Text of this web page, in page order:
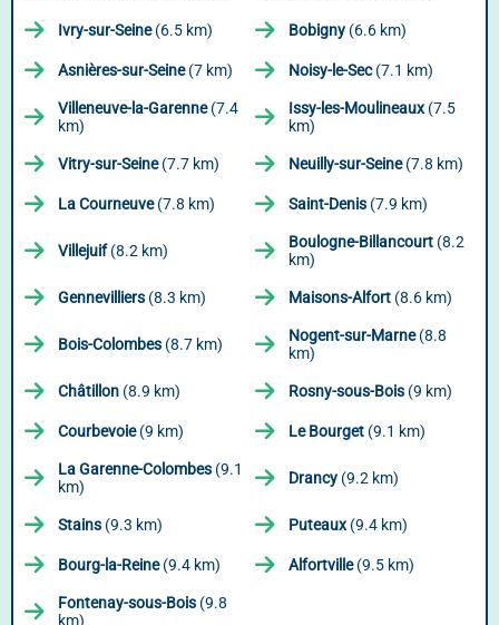
Ivry-sur-Seine(6.5 km) Bobigny (6.6 km)
Asnières-sur-Seine(7 km) Noisy-le-Sec(7.1 km)
Villeneuve-la-Garenne(7.4
km)
Issy-les-Moulineaux(7.5
km)
Vitry-sur-Seine(7.7 km) Neuilly-sur-Seine(7.8 km)
La Courneuve(7.8 km) Saint-Denis (7.9 km)
Villejuif(8.2 km) Boulogne-Billancourt (8.2
km)
Gennevilliers (8.3 km) Maisons-Alfort (8.6 km)
Bois-Colombes (8.7 km) Nogent-sur-Marne(8.8
km)
Châtillon (8.9 km) Rosny-sous-Bois (9 km)
Courbevoie(9 km) Le Bourget (9.1 km)
La Garenne-Colombes (9.1
km)
Drancy (9.2 km)
Stains (9.3 km) Puteaux(9.4 km)
Bourg-la-Reine(9.4 km) Alfortville(9.5 km)
Fontenay-sous-Bois (9.8
km)